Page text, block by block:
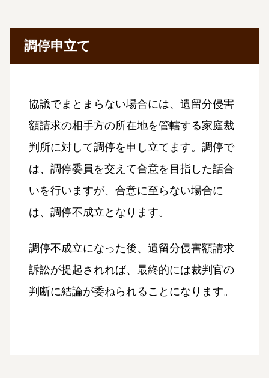
調停申立て
協議でまとまらない場合には、遺留分侵害
額請求の相手方の所在地を管轄する家庭裁
判所に対して調停を申し立てます。調停で
は、調停委員を交えて合意を目指した話合
いを行いますが、合意に至らない場合に
は、調停不成立となります。
調停不成立になった後、遺留分侵害額請求
訴訟が提起されれば、最終的には裁判官の
判断に結論が委ねられることになります。